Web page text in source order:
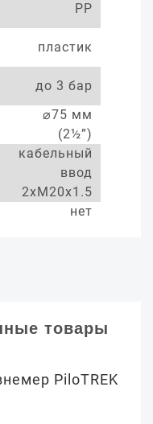
PP
пластик
до 3 бар
⌀75 мм
(2½”)
кабельный
ввод
2xM20x1.5
нет
товары
PiloTREK